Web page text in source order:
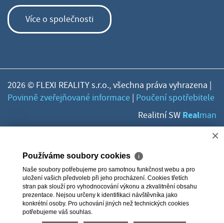
Více o společnosti
2026 © FLEXI REALITY s.r.o., všechna práva vyhrazena |
Povinně zveřejňované informace | Poučení spotřebitele
Realitní SW Realman
×
Používáme soubory cookies ℹ
Naše soubory potřebujeme pro samotnou funkčnost webu a pro
uložení vašich předvoleb při jeho procházení. Cookies třetích
stran pak slouží pro vyhodnocování výkonu a zkvalitnění obsahu
prezentace. Nejsou určeny k identifikaci návštěvníka jako
konkrétní osoby. Pro uchování jiných než technických cookies
potřebujeme váš souhlas.